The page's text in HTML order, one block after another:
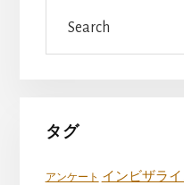
タグ
アンケート インビザライ